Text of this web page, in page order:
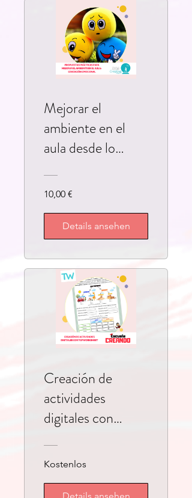
Mejorar el
ambiente en el
aula desde lo
10,00 €
Details ansehen
Creación de
actividades
digitales con
Kostenlos
Details ansehen